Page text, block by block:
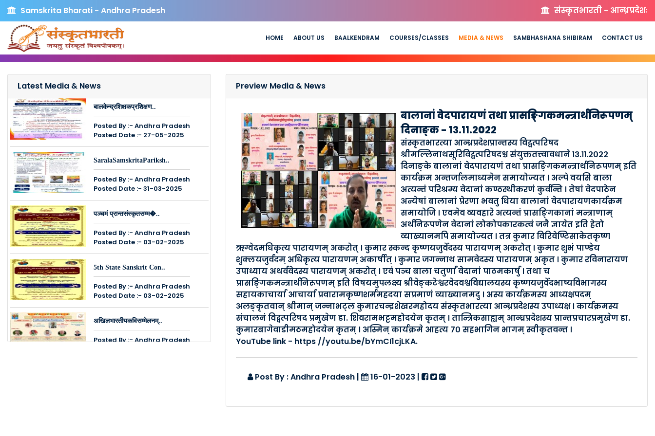
Samskrita Bharati - Andhra Pradesh संस्कृतभारती - आन्ध्रप्रदेशः
HOME ABOUT US BAALKENDRAM COURSES/CLASSES MEDIA & NEWS SAMBHASHANA SHIBIRAM CONTACT US
Latest Media & News
बालकेन्द्रशिक्षकप्रशिक्षण..
Posted By :- Andhra Pradesh
Posted Date :- 27-05-2025
SaralaSamskritaPariksh..
Posted By :- Andhra Pradesh
Posted Date :- 31-03-2025
पञ्चमं प्रान्तसंस्कृतसम्म�..
Posted By :- Andhra Pradesh
Posted Date :- 03-02-2025
5th State Sanskrit Con..
Posted By :- Andhra Pradesh
Posted Date :- 03-02-2025
अखिलभारतीयकविसम्मेलनम्..
Posted By :- Andhra Pradesh
Preview Media & News
बालानां वेदपारायणं तथा प्रासङ्गिकमन्त्रार्थनिरूपणम्
दिनाङ्क - १३.११.२०२२
संस्कृतभारत्या आन्ध्रप्रदेशप्रान्तस्य विद्वत्परिषद
श्रीमल्लिनाथसूरिविद्वत्परिषदश्च संयुक्ततत्त्वावधाने १३.११.२०२२
दिनाङ्के बालानां वेदपारायणं तथा प्रासङ्गिकमन्त्रार्थनिरूपणम् इति
कार्यक्रम अन्तर्जालमाध्यमेन समायोज्यत । अल्पे वयसि बाला
अत्यन्तं परिश्रम्य वेदानां कण्ठस्थीकरणं कुर्वन्ति । तेषां वेदपाठेन
अन्येषां बालानां प्रेरणा भवतु धिया बालानां वेदपारायणकार्यक्रम
समायोजि । एवमेव व्यवहारे अत्यन्तं प्रासङ्गिकानां मन्त्राणाम्
अर्थनिरूपणेन वेदानां लोकोपकारकत्वं जनै ज्ञायेत इति हेतो
व्याख्यानमपि समायोज्यत । तत्र कुमार विरिवेण्टिसाकेतकृष्ण
ऋग्वेदमधिकृत्य पारायणम् अकरोत् । कुमार स्कन्द कृष्णयजुर्वेदस्य पारायणम् अकरोत् । कुमार शुभं पाण्डेय
शुक्लयजुर्वदम् अधिकृत्य पारायणम् अकार्षीत् । कुमार जगन्नाथ सामवेदस्य पारायणम् अकृत । कुमार रविनारायण
उपाध्याय अथर्ववेदस्य पारायणम् अकरोत् । एवं पञ्च बाला चतुर्णां वेदानां पाठमकार्षु । तथा च
प्रासङ्गिकमन्त्रार्थनिरूपणम् इति विषयमुपलक्ष्य श्रीवेङ्कटेश्वरवेदवश्वविद्यालयस्य कृष्णयजुर्वेदभाष्यविभागस्य
सहायकाचार्या आचार्या प्रवारामकृष्णशर्ममहदया सप्रमाणं व्याख्यानमदु । अस्य कार्यक्रमस्य आध्यक्षपदम्
अलङ्कृतवान् श्रीमान् जन्नाभट्ल कुमारचन्द्रशेखरमहोदय संस्कृतभारत्या आन्ध्रप्रदेशस्य उपाध्यक्ष । कार्यक्रमस्य
संचालनं विद्वत्परिषद प्रमुखेण डा. शिवरामभट्टमहोदयेन कृतम् । तान्त्रिकसाह्यम् आन्ध्रप्रदेशस्य प्रान्तप्रचारप्रमुखेण डा.
कुमारबागेवाडीमठमहोदयेन कृतम् । अस्मिन् कार्यक्रमे आहत्य ७० सहभागिन भागम् स्वीकृतवन्त ।
YouTube link - https //youtu.be/bYmCI1cjLKA.
Post By : Andhra Pradesh | 16-01-2023 |